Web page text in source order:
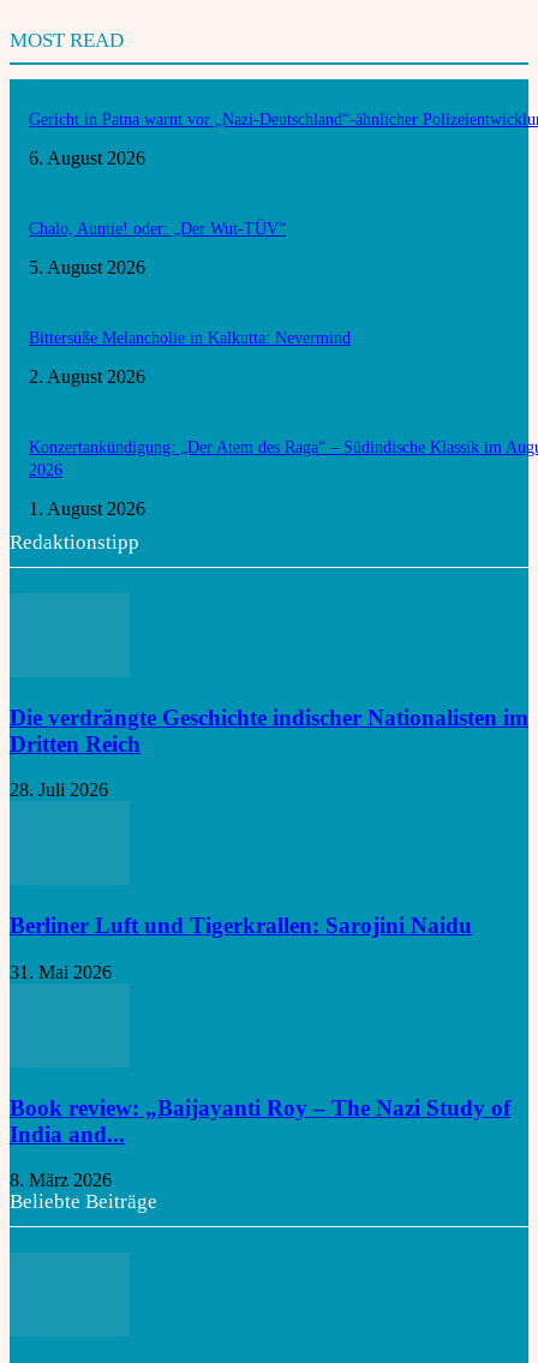
MOST READ
Gericht in Patna warnt vor „Nazi-Deutschland“-ähnlicher
6. August 2026
Chalo, Auntie! oder: „Der Wut-TÜV“
5. August 2026
Bittersüße Melancholie in Kalkutta: Nevermind
2. August 2026
Konzertankündigung: „Der Atem des Raga“ – Südindische Klassik im
2026
1. August 2026
Redaktionstipp
Die verdrängte Geschichte indischer Nationalisten im
Dritten Reich
28. Juli 2026
Berliner Luft und Tigerkrallen: Sarojini Naidu
31. Mai 2026
Book review: „Baijayanti Roy – The Nazi Study of
India and...
8. März 2026
Beliebte Beiträge